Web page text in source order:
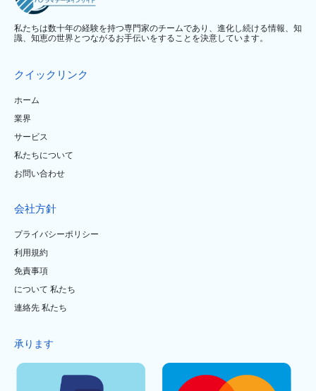
私たちは数十年の経験を持つ専門家のチームであり、進化し続ける情報、知
識、知恵の世界とつながるお手伝いをすることを決意しています。
クイックリンク
ホーム
業界
サービス
私たちについて
お問い合わせ
会社方針
プライバシーポリシー
利用規約
免責事項
について 私たち
連絡先 私たち
承ります